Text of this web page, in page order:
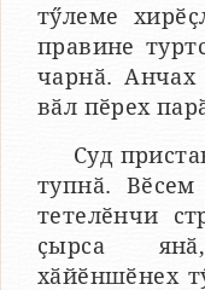
тӳлеме
правине
чарнӑ. Анчах
вӑл пӗрех
Суд
тупнӑ. Вӗсем
тетелӗнчи
ҫырса
хӑйӗншӗнех